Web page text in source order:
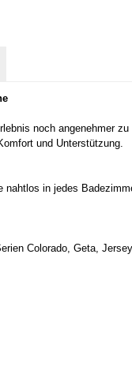
noch angenehmer
und Unterstützung.
in jedes
Colorado, Geta,